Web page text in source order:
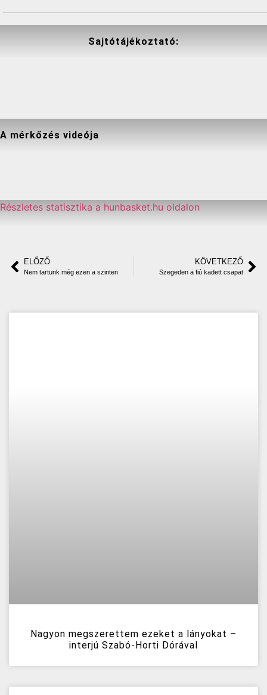
Sajtótájékoztató:
A mérkőzés videója
Részletes statisztika a hunbasket.hu oldalon
ELŐZŐ
Nem tartunk még ezen a szinten
KÖVETKEZŐ
Szegeden a fiú kadett csapat
Nagyon megszerettem ezeket a lányokat –
interjú Szabó-Horti Dórával